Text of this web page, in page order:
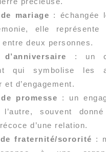
mariage : échangée
elle représente
entre deux personnes.
: un
qui symbolise les
et d’engagement.
promesse : un
l’autre, souvent
d’une relation.
fraternité/sororité :